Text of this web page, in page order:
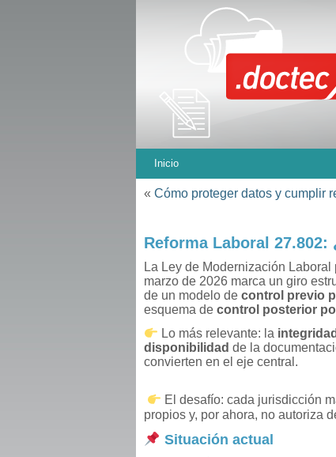
Inicio
« Cómo proteger datos y cumplir
Reforma Laboral
La Ley de Modernización
marzo de 2026 marca un giro
de un modelo de control previo
esquema de control posterior
Lo más relevante: la
disponibilidad de la
convierten en el eje central.
El desafío: cada jurisdicción
propios y, por ahora, no autoriza
Situación actual